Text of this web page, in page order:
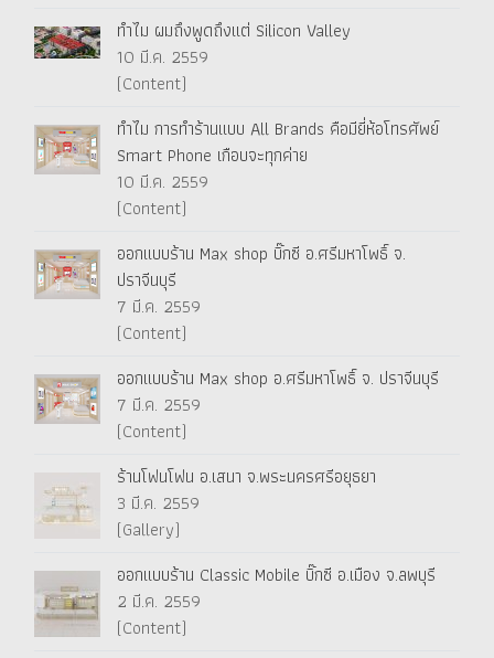
ทำไม ผมถึงพูดถึงแต่ Silicon Valley
10 มี.ค. 2559
(Content)
ทำไม การทำร้านแบบ All Brands คือมียี่ห้อโทรศัพย์
Smart Phone เกือบจะทุกค่าย
10 มี.ค. 2559
(Content)
ออกแบบร้าน Max shop บิ๊กซี อ.ศรีมหาโพธิ์ จ.
ปราจีนบุรี
7 มี.ค. 2559
(Content)
ออกแบบร้าน Max shop อ.ศรีมหาโพธิ์ จ. ปราจีนบุรี
7 มี.ค. 2559
(Content)
ร้านโฟนโฟน อ.เสนา จ.พระนครศรีอยุธยา
3 มี.ค. 2559
(Gallery)
ออกแบบร้าน Classic Mobile บิ๊กซี อ.เมือง จ.ลพบุรี
2 มี.ค. 2559
(Content)